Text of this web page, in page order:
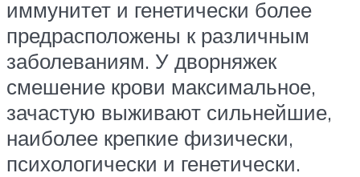
иммунитет и генетически более
предрасположены к различным
заболеваниям. У дворняжек
смешение крови максимальное,
зачастую выживают сильнейшие,
наиболее крепкие физически,
психологически и генетически.